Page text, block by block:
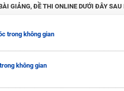
GIẢNG, ĐỀ THI ONLINE DƯỚI ĐÂY
trong không gian
không gian